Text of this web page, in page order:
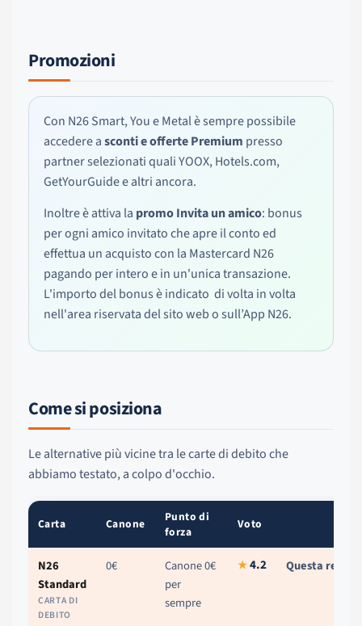
Promozioni
Con N26 Smart, You e Metal è sempre possibile
accedere asconti e offerte Premium presso
partner selezionati quali YOOX, Hotels.com,
GetYourGuide e altri ancora.
Inoltre è attiva la promo Invita un amico: bonus
per ogni amico invitato che apre il conto ed
effettua un acquisto con la Mastercard N26
pagando per intero e in un'unica transazione.
L'importo del bonus è indicato di volta in volta
nell'area riservata del sito web o sull’App N26.
Come si posiziona
Le alternative più vicine tra le carte di debito che
abbiamo testato, a colpo d'occhio.
Carta Canone
Punto di
forza
Voto
N26
Standard
CARTA DI
DEBITO
0€
Canone 0€
per
sempre
★4.2 Questa